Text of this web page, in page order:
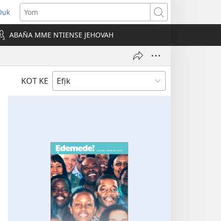
Yom
ABAN̄A MME NTIENSE JEHOVAH
KOT KE